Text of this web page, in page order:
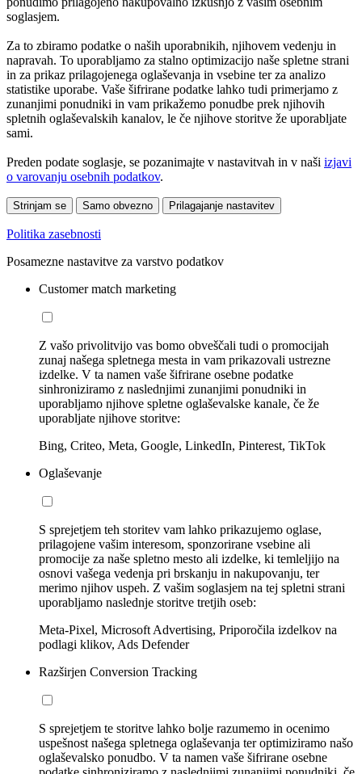
soglasjem.
Za to zbiramo podatke o naših uporabnikih, njihovem vedenju in
napravah. To uporabljamo za stalno optimizacijo naše spletne strani
in za prikaz prilagojenega oglaševanja in vsebine ter za analizo
statistike uporabe. Vaše šifrirane podatke lahko tudi primerjamo z
zunanjimi ponudniki in vam prikažemo ponudbe prek njihovih
spletnih oglaševalskih kanalov, le če njihove storitve že uporabljate
sami.
Preden podate soglasje, se pozanimajte v nastavitvah in v naši izjavi
o varovanju osebnih podatkov.
Strinjam se Samo obvezno Prilagajanje nastavitev
Politika zasebnosti
Posamezne nastavitve za varstvo podatkov
Customer match marketing
Z vašo privolitvijo vas bomo obveščali tudi o promocijah
zunaj našega spletnega mesta in vam prikazovali ustrezne
izdelke. V ta namen vaše šifrirane osebne podatke
sinhroniziramo z naslednjimi zunanjimi ponudniki in
uporabljamo njihove spletne oglaševalske kanale, če že
uporabljate njihove storitve:
Bing, Criteo, Meta, Google, LinkedIn, Pinterest, TikTok
Oglaševanje
S sprejetjem teh storitev vam lahko prikazujemo oglase,
prilagojene vašim interesom, sponzorirane vsebine ali
promocije za naše spletno mesto ali izdelke, ki temleljijo na
osnovi vašega vedenja pri brskanju in nakupovanju, ter
merimo njihov uspeh. Z vašim soglasjem na tej spletni strani
uporabljamo naslednje storitve tretjih oseb:
Meta-Pixel, Microsoft Advertising, Priporočila izdelkov na
podlagi klikov, Ads Defender
Razširjen Conversion Tracking
S sprejetjem te storitve lahko bolje razumemo in ocenimo
uspešnost našega spletnega oglaševanja ter optimiziramo našo
oglaševalsko ponudbo. V ta namen vaše šifrirane osebne